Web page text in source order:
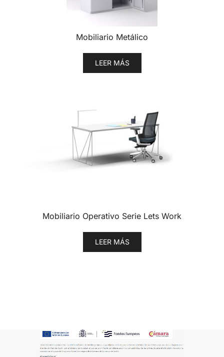
Mobiliario Metálico
LEER MÁS
Mobiliario Operativo Serie Lets Work
LEER MÁS